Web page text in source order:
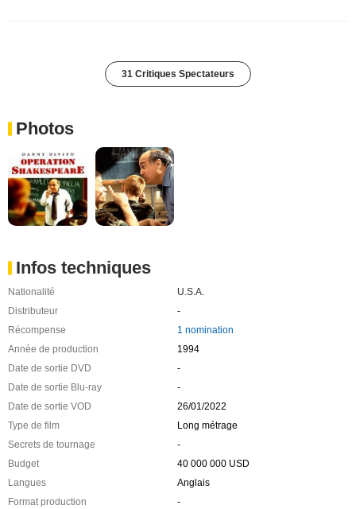
31 Critiques Spectateurs
Photos
Infos techniques
Nationalité
U.S.A.
Distributeur
-
Récompense
1 nomination
Année de production
1994
Date de sortie DVD
-
Date de sortie Blu-ray
-
Date de sortie VOD
26/01/2022
Type de film
Long métrage
Secrets de tournage
-
Budget
40 000 000 USD
Langues
Anglais
Format production
-